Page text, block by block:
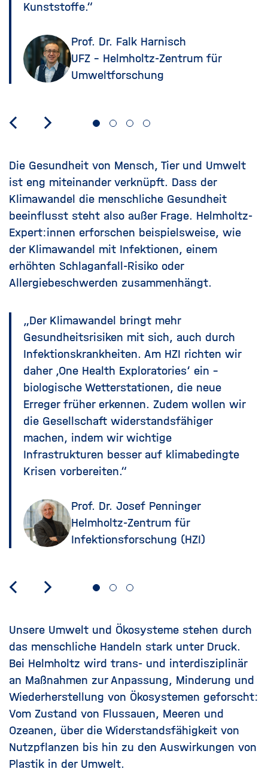
Kunststoffe.“
Prof. Dr. Falk Harnisch
UFZ - Helmholtz-Zentrum für
Umweltforschung
Die Gesundheit von Mensch, Tier und Umwelt
ist eng miteinander verknüpft. Dass der
Klimawandel die menschliche Gesundheit
beeinflusst steht also außer Frage. Helmholtz-
Expert:innen erforschen beispielsweise, wie
der Klimawandel mit Infektionen, einem
erhöhten Schlaganfall-Risiko oder
Allergiebeschwerden zusammenhängt.
„Der Klimawandel bringt mehr
Gesundheitsrisiken mit sich, auch durch
Infektionskrankheiten. Am HZI richten wir
daher ‚One Health Exploratories‘ ein –
biologische Wetterstationen, die neue
Erreger früher erkennen. Zudem wollen wir
die Gesellschaft widerstandsfähiger
machen, indem wir wichtige
Infrastrukturen besser auf klimabedingte
Krisen vorbereiten.“
Prof. Dr. Josef Penninger
Helmholtz-Zentrum für
Infektionsforschung (HZI)
Unsere Umwelt und Ökosysteme stehen durch
das menschliche Handeln stark unter Druck.
Bei Helmholtz wird trans- und interdisziplinär
an Maßnahmen zur Anpassung, Minderung und
Wiederherstellung von Ökosystemen geforscht:
Vom Zustand von Flussauen, Meeren und
Ozeanen, über die Widerstandsfähigkeit von
Nutzpflanzen bis hin zu den Auswirkungen von
Plastik in der Umwelt.